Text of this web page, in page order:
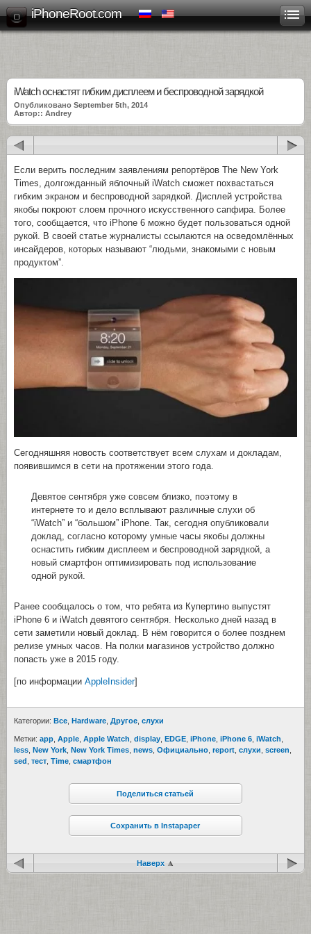
iPhoneRoot.com
iWatch оснастят гибким дисплеем и беспроводной зарядкой
Опубликовано September 5th, 2014
Автор:: Andrey
Если верить последним заявлениям репортёров The New York
Times, долгожданный яблочный iWatch сможет похвастаться
гибким экраном и беспроводной зарядкой. Дисплей устройства
якобы покроют слоем прочного искусственного сапфира. Более
того, сообщается, что iPhone 6 можно будет пользоваться одной
рукой. В своей статье журналисты ссылаются на осведомлённых
инсайдеров, которых называют “людьми, знакомыми с новым
продуктом”.
Сегодняшняя новость соответствует всем слухам и докладам,
появившимся в сети на протяжении этого года.
Девятое сентября уже совсем близко, поэтому в
интернете то и дело всплывают различные слухи об
“iWatch” и “большом” iPhone. Так, сегодня опубликовали
доклад, согласно которому умные часы якобы должны
оснастить гибким дисплеем и беспроводной зарядкой, а
новый смартфон оптимизировать под использование
одной рукой.
Ранее сообщалось о том, что ребята из Купертино выпустят
iPhone 6 и iWatch девятого сентября. Несколько дней назад в
сети заметили новый доклад. В нём говорится о более позднем
релизе умных часов. На полки магазинов устройство должно
попасть уже в 2015 году.
[по информации AppleInsider]
Категории: Все Hardware Другое cлухи
Метки: app Apple Apple Watch display EDGE iPhone iPhone 6 iWatch
less
New York New York Times news Официально report cлухи screen
sed
тест Time смартфон
Поделиться статьей
Сохранить в Instapaper
Наверх